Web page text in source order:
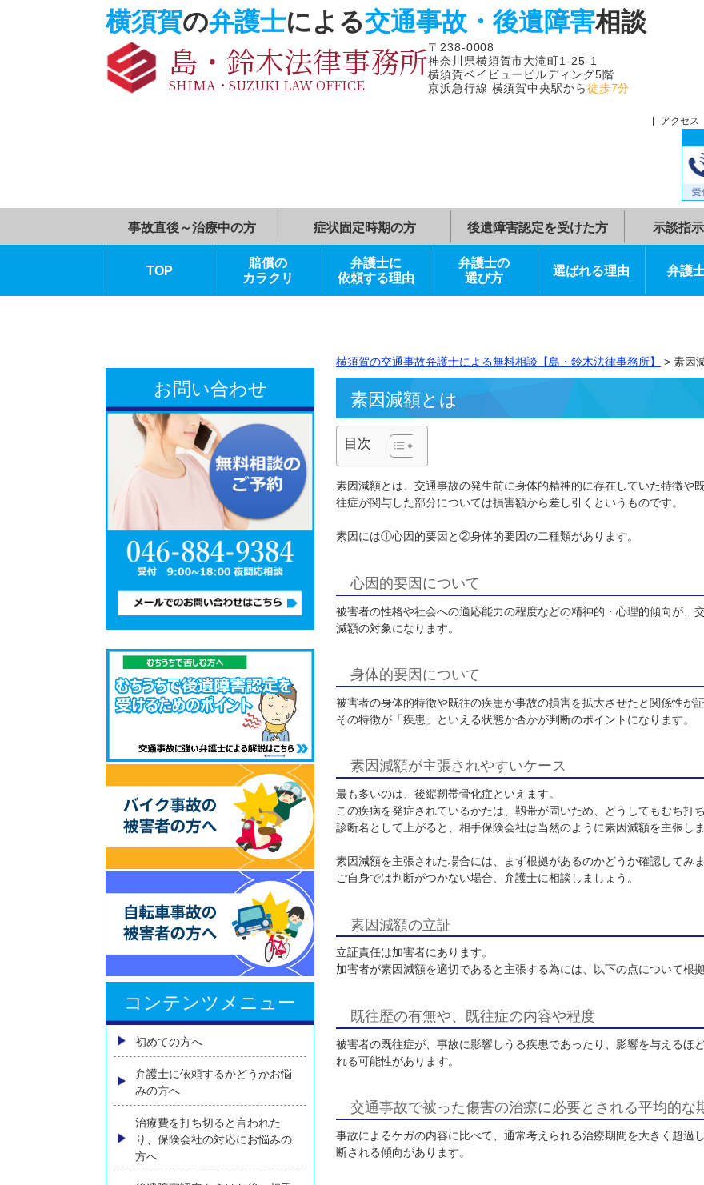
横須賀の弁護士による交通事故・後遺障害
島・鈴木法律事務所
SHIMA・SUZUKI LAW OFFICE
〒238-0008
神奈川県横須賀市大滝町1-25-1
横須賀ベイビュービルディング5階
京浜急行線 横須賀中央駅から
事故直後～治療中の方 症状固定時期の方
TOP
弁護士に
弁護士の
選ばれる理由
横須賀の交通事故弁護士による無料相談【島・鈴木法律事
素因減額とは
目次
素因減額とは、交通事故の発生前に身体的精神的に存在し
素因には①心因的要因と②身体的要因の二種類があります
被害者の性格や社会への適応能力の程度などの精神的・心
減額の対象になります。
被害者の身体的特徴や既往の疾患が事故の損害を拡大させ
その特徴が「疾患」といえる状態か否かが判断のポイント
素因減額が主張されやすいケース
最も多いのは、後縦靭帯骨化症といえます。
診断名として上がると、相手保険会社は当然のように素因
素因減額を主張された場合には、まず根拠があるのかどう
ご自身では判断がつかない場合、弁護士に相談しましょう
素因減額の立証
立証責任は加害者にあります。
既往歴の有無や、既往症の内容や程度
被害者の既往症が、事故に影響しうる疾患であったり、影
お問い合わせ
コンテンツメニュー
初めての方へ